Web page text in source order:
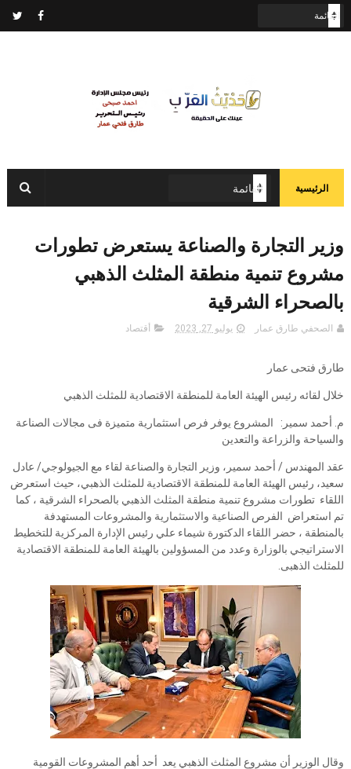
الرئيسية
وزير التجارة والصناعة يستعرض تطورات
مشروع تنمية منطقة المثلث الذهبي
بالصحراء الشرقية
الصحفي طارق عمار يوليو 27, 2023 أقتصاد
طارق فتحى عمار
خلال لقائه رئيس الهيئة العامة للمنطقة الاقتصادية للمثلث الذهبي
م. أحمد سمير: المشروع يوفر فرص استثمارية متميزة فى مجالات الصناعة
والسياحة والزراعة والتعدين
عقد المهندس / أحمد سمير، وزير التجارة والصناعة لقاء مع الجيولوجي/ عادل
سعيد، رئيس الهيئة العامة للمنطقة الاقتصادية للمثلث الذهبي، حيث استعرض
اللقاء تطورات مشروع تنمية منطقة المثلث الذهبي بالصحراء الشرقية ، كما
تم استعراض الفرص الصناعية والاستثمارية والمشروعات المستهدفة
بالمنطقة ، حضر اللقاء الدكتورة شيماء علي رئيس الإدارة المركزية للتخطيط
الاستراتيجي بالوزارة وعدد من المسؤولين بالهيئة العامة للمنطقة الاقتصادية
للمثلث الذهبى.
وقال الوزير أن مشروع المثلث الذهبي يعد أحد أهم المشروعات القومية